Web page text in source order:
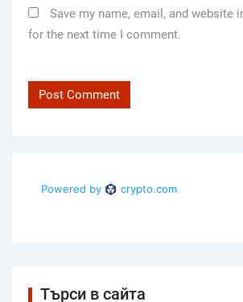
Save my name, email, and website
for the next time I comment.
Търси в сайта